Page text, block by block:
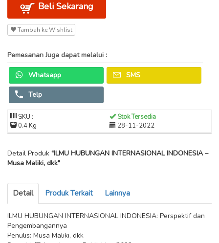
Beli Sekarang
Tambah ke Wishlist
Pemesanan Juga dapat melalui :
Whatsapp SMS
Telp
SKU :
Stok Tersedia
0.4 Kg
28-11-2022
Detail Produk "ILMU HUBUNGAN INTERNASIONAL INDONESIA –
Musa Maliki, dkk"
Detail Produk Terkait Lainnya
ILMU HUBUNGAN INTERNASIONAL INDONESIA: Perspektif dan
Pengembangannya
Penulis: Musa Maliki, dkk